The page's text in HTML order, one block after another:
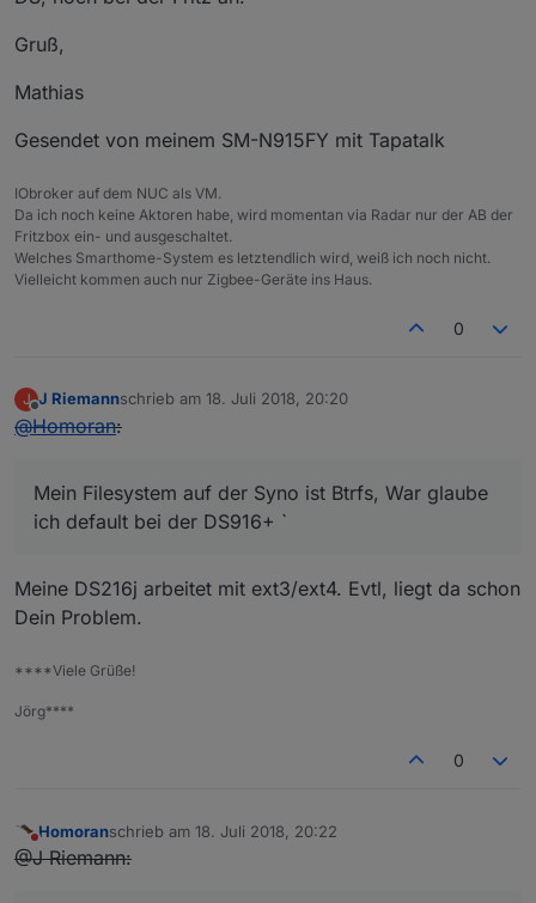
Gruß,
Mathias
Gesendet von meinem SM-N915FY mit Tapatalk
IObroker auf dem NUC als VM.
Da ich noch keine Aktoren habe, wird momentan via Radar nur der AB der
Fritzbox ein- und ausgeschaltet.
Welches Smarthome-System es letztendlich wird, weiß ich noch nicht.
Vielleicht kommen auch nur Zigbee-Geräte ins Haus.
0
J
Offline
J Riemannschrieb am 18. Juli 2018, 20:20
zuletzt editiert von
@Homoran:
Mein Filesystem auf der Syno ist Btrfs, War glaube
ich default bei der DS916+ `
Meine DS216j arbeitet mit ext3/ext4. Evtl, liegt da schon
Dein Problem.
****Viele Grüße!
Jörg****
0
Nicht stören
Homoranschrieb am 18. Juli 2018, 20:22
zuletzt editiert von
@J Riemann: